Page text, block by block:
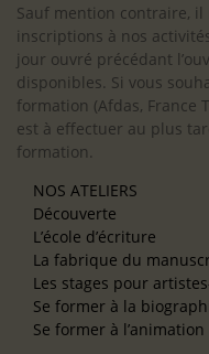
Sauf mention contraire, il
inscriptions à nos
jour ouvré précédant
disponibles. Si vous
formation (Afdas, France
est à effectuer au plus
formation.
NOS ATELIERS
Découverte
L’école d’écriture
La fabrique du
Les stages pour
Se former à la
Se former à l’animation